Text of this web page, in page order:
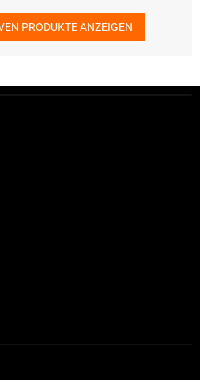
PRODUKTE ANZEIGEN